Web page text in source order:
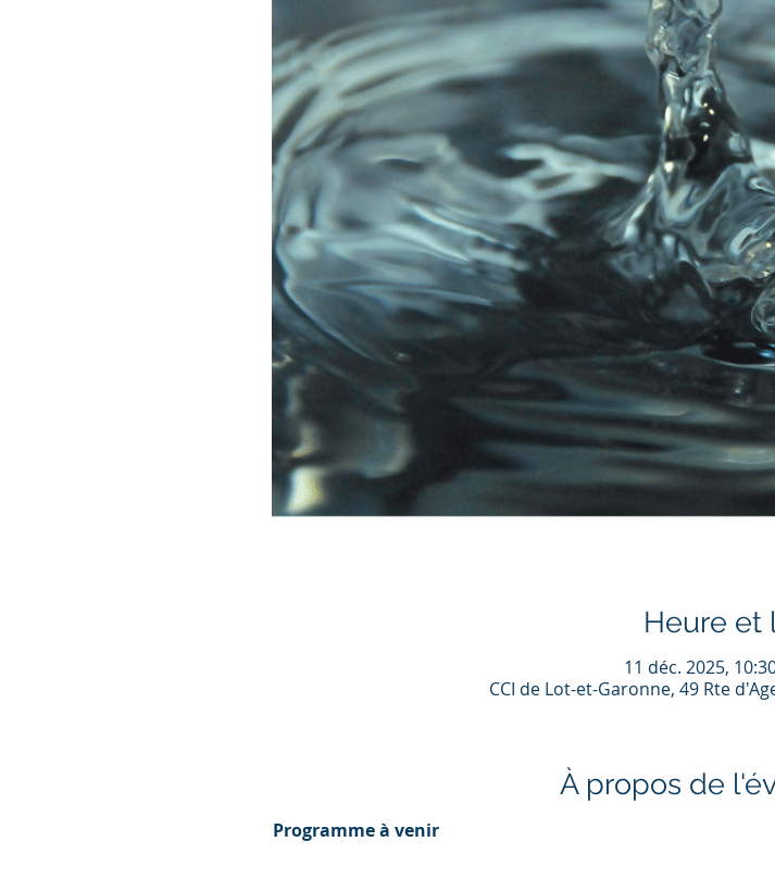
Heure et
11 déc. 2025,
CCI de Lot-et-Garonne, 49 Rte
À propos de
Programme à venir